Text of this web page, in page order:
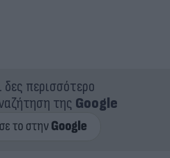
δες περισσότερο
της Google